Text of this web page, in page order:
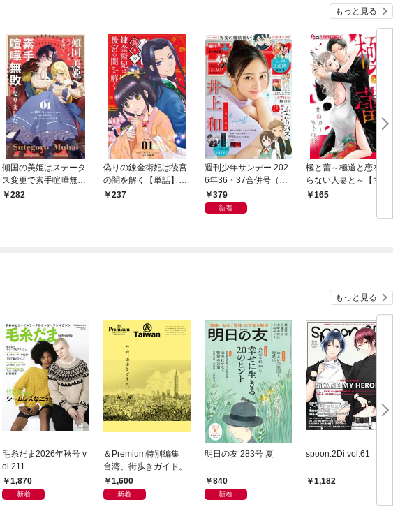
もっと見る
傾国の美姫はステータ
ス変更で素手喧嘩無敗
になりました【単話】
282
偽りの錬金術妃は後宮
の闇を解く【単話】
（１）
237
週刊少年サンデー 202
6年36・37合併号（20
26年8月5日発売号）
379
新着
極と蕾～極道と恋を知
らない人妻と～【マイ
クロ】（１）
165
もっと見る
毛糸だま2026年秋号 v
ol.211
1,870
新着
＆Premium特別編集
台湾、街歩きガイド。
1,600
新着
明日の友 283号 夏
840
新着
spoon.2Di vol.61
1,182